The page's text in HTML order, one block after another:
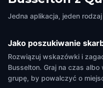
Jedna aplikacja, jeden
Jako poszukiwanie
Rozwiązuj wskazówki i
Busselton. Graj na czas albo
grupę, by powalczyć o